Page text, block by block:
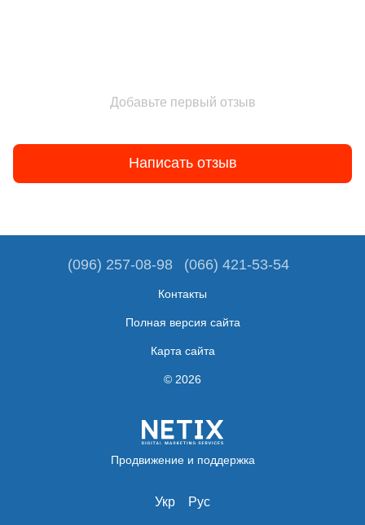
Добавьте первый отзыв
Написать отзыв
(096) 257-08-98 (066) 421-53-54
Контакты
Полная версия сайта
Карта сайта
© 2026
Продвижение и поддержка
Укр Рус